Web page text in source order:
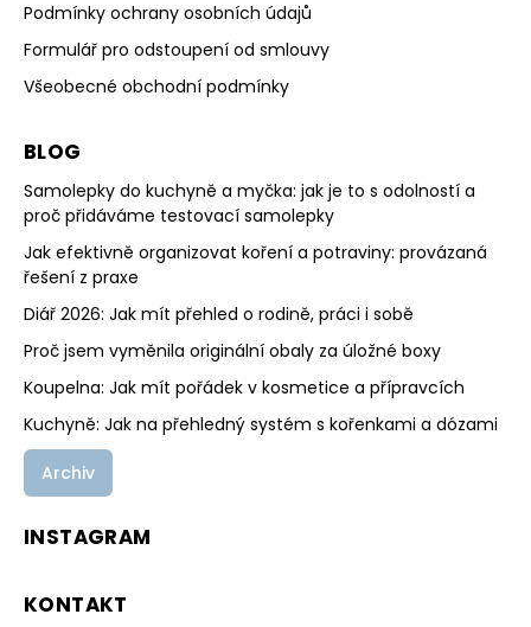
Podmínky ochrany osobních údajů
Formulář pro odstoupení od smlouvy
Všeobecné obchodní podmínky
BLOG
Samolepky do kuchyně a myčka: jak je to s odolností a
proč přidáváme testovací samolepky
Jak efektivně organizovat koření a potraviny: provázaná
řešení z praxe
Diář 2026: Jak mít přehled o rodině, práci i sobě
Proč jsem vyměnila originální obaly za úložné boxy
Koupelna: Jak mít pořádek v kosmetice a přípravcích
Kuchyně: Jak na přehledný systém s kořenkami a dózami
Archiv
INSTAGRAM
KONTAKT